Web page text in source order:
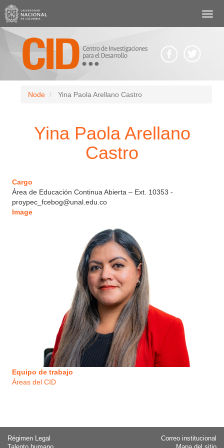
Pasar
al
contenido
principal
Body
Node Yina Paola Arellano Castro
Yina Paola Arellano
Castro
Cargo
Área de Educación Continua Abierta – Ext. 10353 -
proypec_fcebog@unal.edu.co
Image
Equipo de trabajo
Áreas del CID
Régimen Legal
Correo institucional